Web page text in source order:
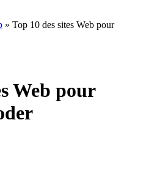
» Top 10 des sites Web pour
Web pour